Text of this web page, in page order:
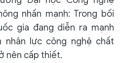
nhấn mạnh: Trong bối
gia đang diễn ra mạnh
nhân lực công nghệ chất
nên cấp thiết.